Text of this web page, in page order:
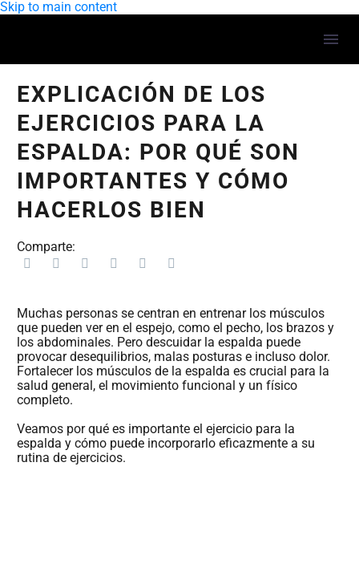
Skip to main content
EXPLICACIÓN DE LOS
EJERCICIOS PARA LA
ESPALDA: POR QUÉ SON
IMPORTANTES Y CÓMO
HACERLOS BIEN
Comparte:
Muchas personas se centran en entrenar los músculos
que pueden ver en el espejo, como el pecho, los brazos y
los abdominales. Pero descuidar la espalda puede
provocar desequilibrios, malas posturas e incluso dolor.
Fortalecer los músculos de la espalda es crucial para la
salud general, el movimiento funcional y un físico
completo.
Veamos por qué es importante el ejercicio para la
espalda y cómo puede incorporarlo eficazmente a su
rutina de ejercicios.